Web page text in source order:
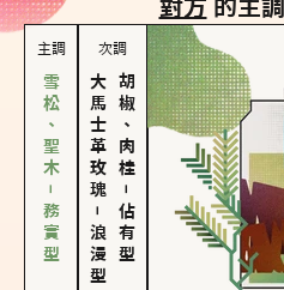
對方 的主
主調
雪松、聖木－務實型
次調
大馬士革玫瑰
－
浪漫型
胡椒、肉桂
－
佔有型